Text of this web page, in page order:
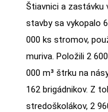
Štiavnici a zastávku
stavby sa vykopalo
000 ks stromov,
muriva. Položili 2
000 m³ štrku na
162 brigádnikov. Z
stredoškolákov, 2